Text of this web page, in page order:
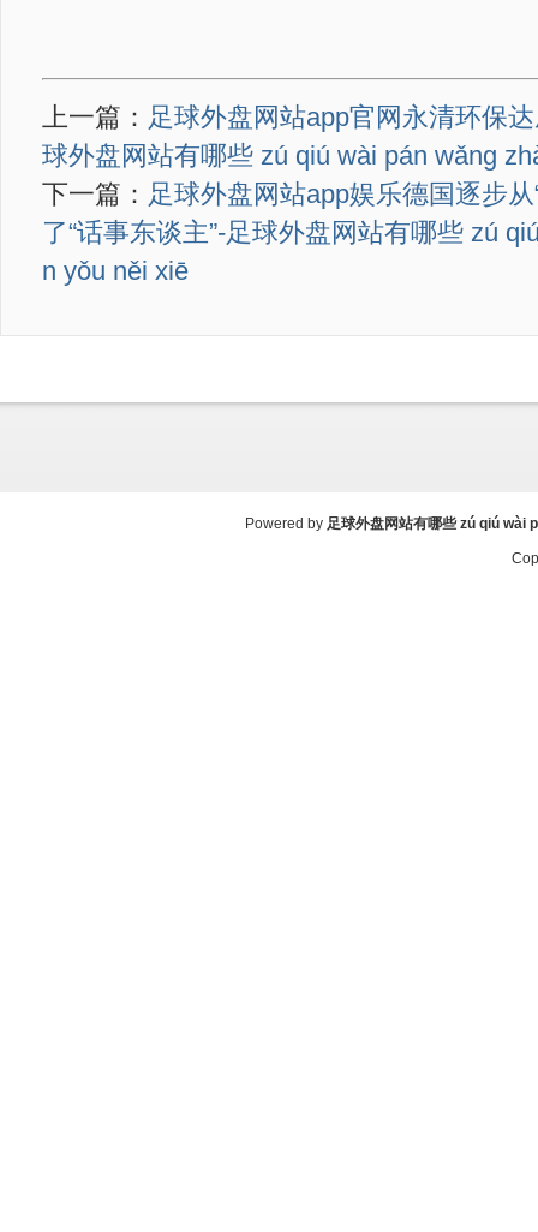
上一篇： 足球外盘网站app官网永清环保
球外盘网站有哪些 zú qiú wài pán wǎng
下一篇： 足球外盘网站app娱乐德国逐步从
了“话事东谈主”-足球外盘网站有哪些 zú
n yǒu něi xiē
Powered by 足球外盘网站有哪些 zú qiú wài